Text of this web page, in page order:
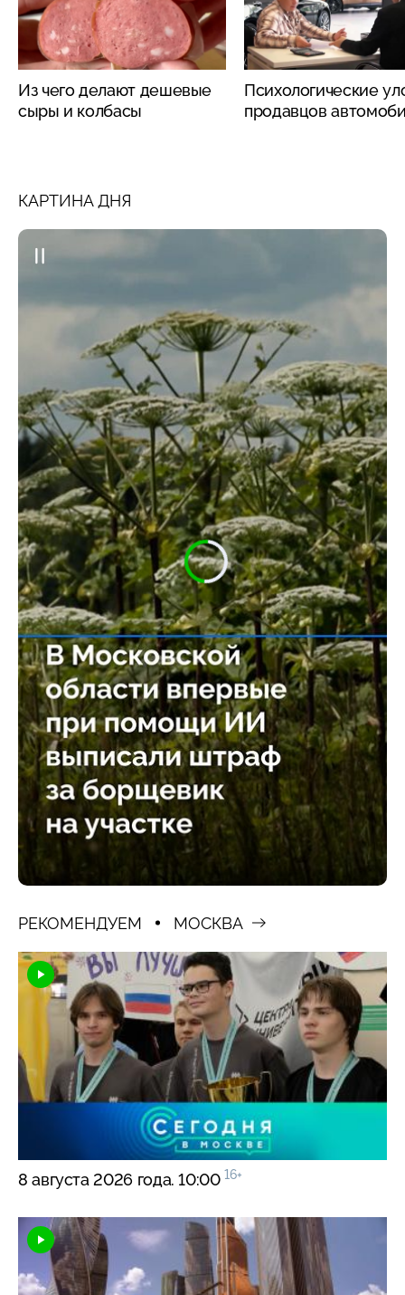
Из чего делают дешевые
сыры и колбасы
Психологические
продавцов
КАРТИНА ДНЯ
РЕКОМЕНДУЕМ МОСКВА
8 августа 2026 года. 10:00 16+